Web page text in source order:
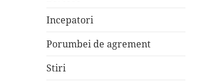
Incepatori
Porumbei de agrement
Stiri